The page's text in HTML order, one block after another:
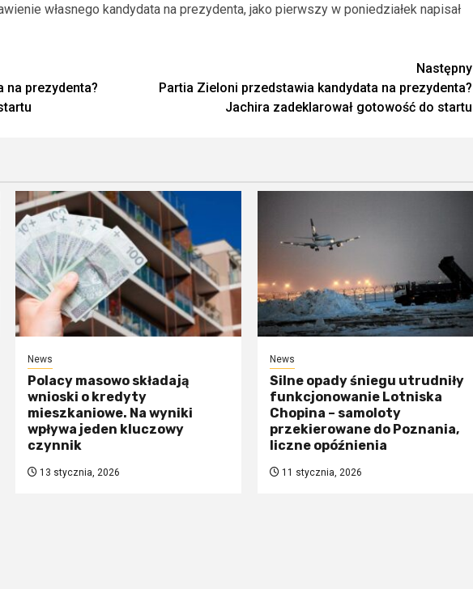
własnego kandydata na prezydenta, jako pierwszy w poniedziałek napisał
na prezydenta?
Następny
Partia Zieloni przedstawia kandydata na prezydenta?
Jachira zadeklarował gotowość do startu
News
Polacy masowo składają
wnioski o kredyty
mieszkaniowe. Na wyniki
wpływa jeden kluczowy
czynnik
13 stycznia, 2026
News
Silne opady śniegu utrudniły
funkcjonowanie Lotniska
Chopina – samoloty
przekierowane do Poznania,
liczne opóźnienia
11 stycznia, 2026